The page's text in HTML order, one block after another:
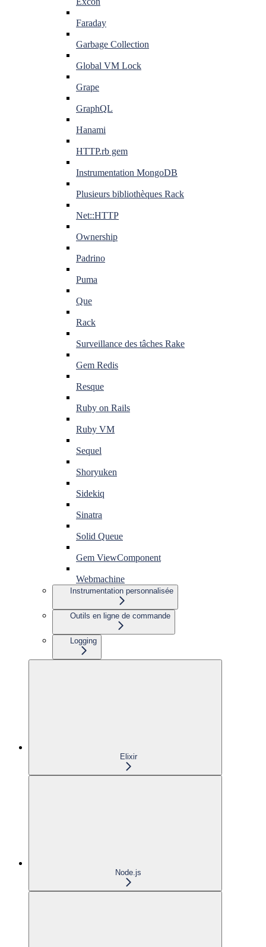
Faraday
Garbage Collection
Global VM Lock
Grape
GraphQL
Hanami
HTTP.rb gem
Instrumentation MongoDB
Plusieurs bibliothèques Rack
Net::HTTP
Ownership
Padrino
Puma
Que
Rack
Surveillance des tâches Rake
Gem Redis
Resque
Ruby on Rails
Ruby VM
Sequel
Shoryuken
Sidekiq
Sinatra
Solid Queue
Gem ViewComponent
Webmachine
Instrumentation personnalisée
Outils en ligne de commande
Logging
Elixir
Node.js